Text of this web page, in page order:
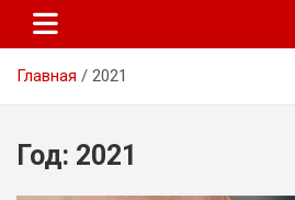
Главная 2021
Год: 2021